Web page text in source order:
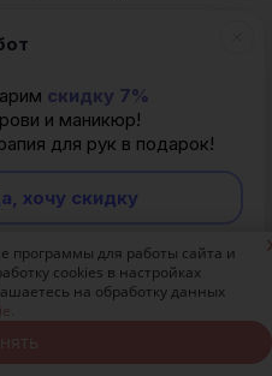
из используемой
выше складки.
тени по
дуге.
проводят
плавно
направлению вниз с
скидку 7%
и маникюр!
для рук в подарок!
хочу скидку
Неинтересно
программы для работы сайта и
cookies в настройках
на обработку данных